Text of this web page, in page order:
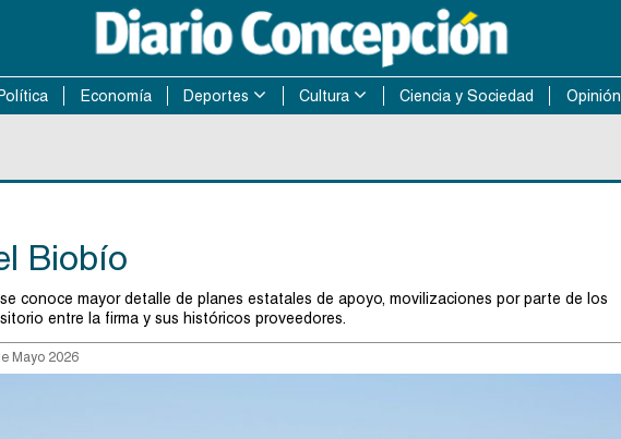
Política Economía Deportes Cultura Ciencia y Sociedad Opinión
Biobío
conoce mayor detalle de planes estatales de apoyo, movilizaciones por parte de los
entre la firma y sus históricos proveedores.
Mayo 2026